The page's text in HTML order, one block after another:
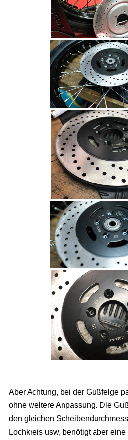
Aber Achtung, bei der Gußfelge
ohne weitere Anpassung. Die
den gleichen
Lochkreis usw, benötigt aber